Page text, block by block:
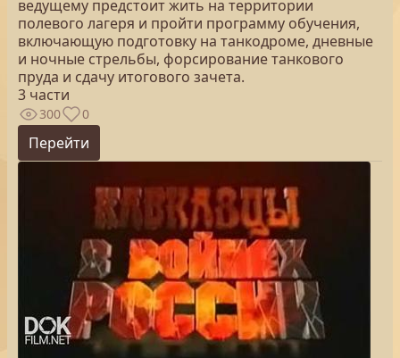
ведущему предстоит жить на территории
полевого лагеря и пройти программу обучения,
включающую подготовку на танкодроме, дневные
и ночные стрельбы, форсирование танкового
пруда и сдачу итогового зачета.
3 части
300 0
Перейти